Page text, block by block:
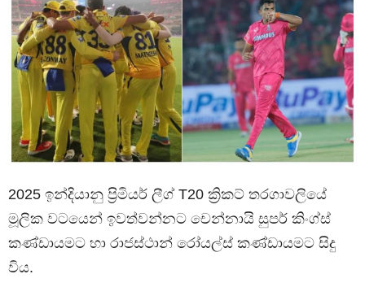
2025 ඉන්දියානු ප්‍රිමියර් ලීග් T20 ක්‍රිකට් තරගාවලියේ
මූලික වටයෙන් ඉවත්වන්නට චෙන්නායි සුපර් කිංග්ස්
කණ්ඩායමට හා රාජස්ථාන් රෝයල්ස් කණ්ඩායමට සිදු
විය.